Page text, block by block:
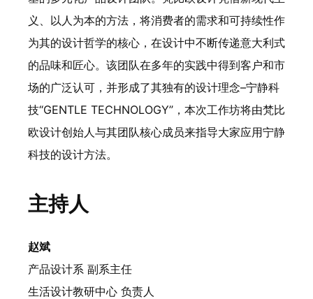
义、以人为本的方法，将消费者的需求和可持续性作
为其的设计哲学的核心，在设计中不断传递意大利式
的品味和匠心。该团队在多年的实践中得到客户和市
场的广泛认可，并形成了其独有的设计理念–宁静科
技“GENTLE TECHNOLOGY”，本次工作坊将由梵比
欧设计创始人与其团队核心成员来指导大家应用宁静
科技的设计方法。
主持人
赵斌
产品设计系 副系主任
生活设计教研中心 负责人